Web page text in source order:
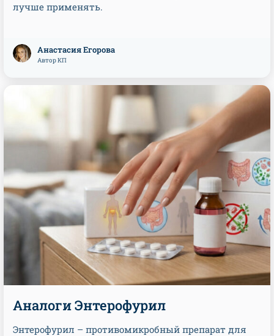
лучше применять.
Анастасия Егорова
Автор КП
Аналоги Энтерофурил
Энтерофурил – противомикробный препарат для